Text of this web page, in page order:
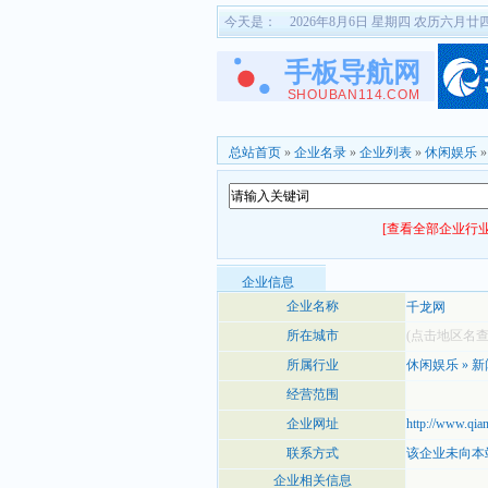
今天是： 2026年8月6日 星期四 农历六月廿
总站首页 » 企业名录 » 企业列表 » 休闲娱乐
[查看全部企业行
企业信息
企业名称
千龙网
所在城市
(点击地区名
所属行业
休闲娱乐 » 新
经营范围
企业网址
http://
联系方式
该企业未向
企业相关信息